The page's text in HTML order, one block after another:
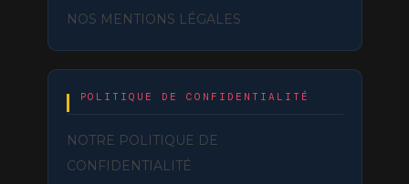
NOS MENTIONS LÉGALES
POLITIQUE DE CONFIDENTIALITÉ
NOTRE POLITIQUE DE
CONFIDENTIALITÉ